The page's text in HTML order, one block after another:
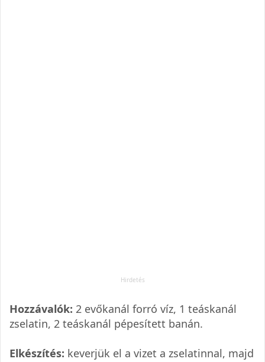
Hozzávalók: 2 evőkanál forró víz, 1 teáskanál
zselatin, 2 teáskanál pépesített banán.
Elkészítés: keverjük el a vizet a zselatinnal, majd